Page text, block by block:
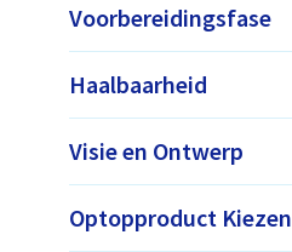
Voorbereidingsfase
Haalbaarheid
Visie en Ontwerp
Optopproduct Kiezen